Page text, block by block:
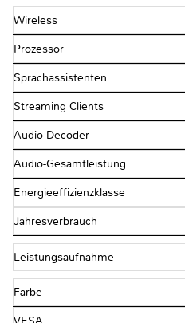
Wireless
Prozessor
Sprachassistenten
Streaming Clients
Audio-Decoder
Audio-Gesamtleistung
Energieeffizienzklasse
Jahresverbrauch
Leistungsaufnahme
Farbe